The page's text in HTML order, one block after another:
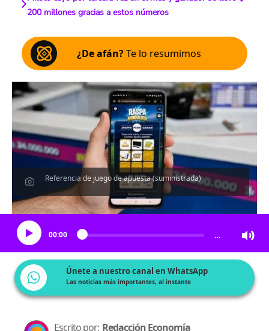
200 millones gracias a estos números
¿De afán?Te lo resumimos
Referencia de juego de apuesta (suministrada)
Escucha el artículo
00:00 …
Únete a nuestro canal en WhatsApp
Las noticias más importantes, al instante
Escrito por: Redacción Economía